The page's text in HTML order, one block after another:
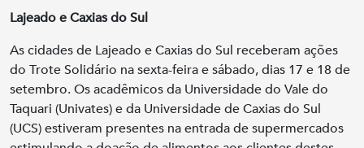
Lajeado e Caxias do Sul
As cidades de Lajeado e Caxias do Sul receberam ações
do Trote Solidário na sexta-feira e sábado, dias 17 e 18 de
setembro. Os acadêmicos da Universidade do Vale do
Taquari (Univates) e da Universidade de Caxias do Sul
(UCS) estiveram presentes na entrada de supermercados